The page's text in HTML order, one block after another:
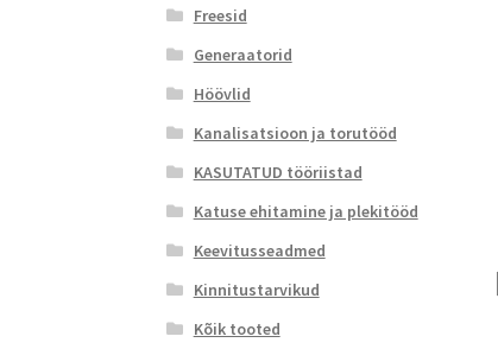
Freesid
Generaatorid
Höövlid
Kanalisatsioon ja torutööd
KASUTATUD tööriistad
Katuse ehitamine ja plekitööd
Keevitusseadmed
Kinnitustarvikud
Kõik tooted